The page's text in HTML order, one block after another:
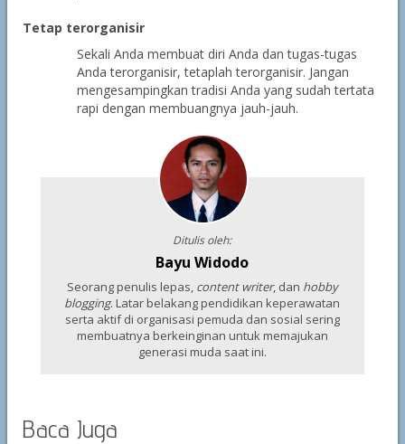
Tetap terorganisir
Sekali Anda membuat diri Anda dan tugas-tugas
Anda terorganisir, tetaplah terorganisir. Jangan
mengesampingkan tradisi Anda yang sudah tertata
rapi dengan membuangnya jauh-jauh.
Ditulis oleh:
Bayu Widodo
Seorang penulis lepas, content writer, dan hobby
blogging. Latar belakang pendidikan keperawatan
serta aktif di organisasi pemuda dan sosial sering
membuatnya berkeinginan untuk memajukan
generasi muda saat ini.
Baca Juga